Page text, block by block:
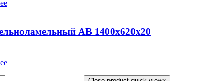
АВ 1400х620х20